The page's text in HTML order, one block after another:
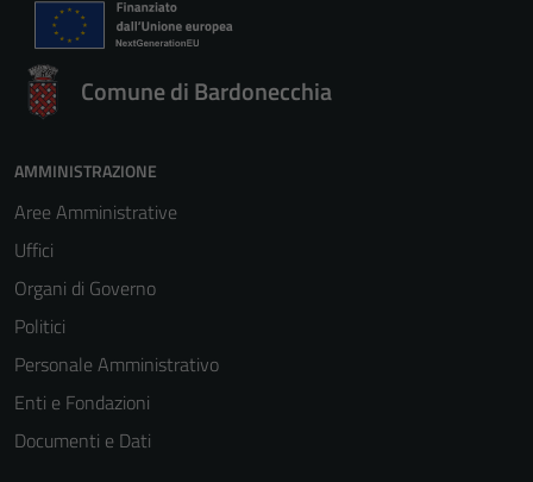
Comune di Bardonecchia
AMMINISTRAZIONE
Aree Amministrative
Uffici
Organi di Governo
Politici
Personale Amministrativo
Enti e Fondazioni
Documenti e Dati